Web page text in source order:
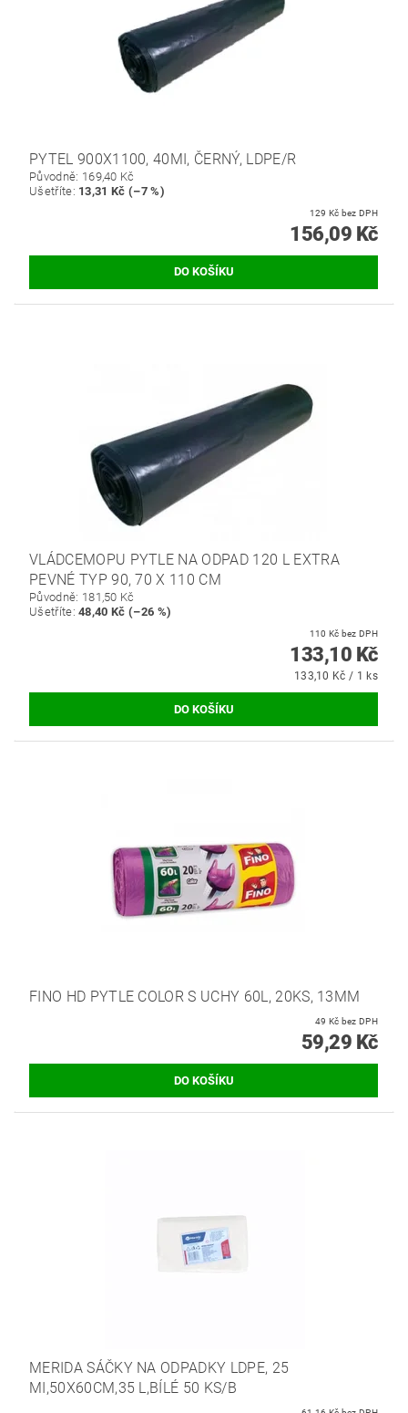
PYTEL 900X1100, 40MI, ČERNÝ, LDPE/R
Původně: 169,40 Kč
Ušetříte: 13,31 Kč (–7 %)
129 Kč bez DPH
156,09 Kč
VLÁDCEMOPU PYTLE NA ODPAD 120 L EXTRA
PEVNÉ TYP 90, 70 X 110 CM
Původně: 181,50 Kč
Ušetříte:48,40 Kč (–26 %)
110 Kč bez DPH
133,10 Kč
133,10 Kč / 1 ks
FINO HD PYTLE COLOR S UCHY 60L, 20KS, 13ΜM
49 Kč bez DPH
59,29 Kč
MERIDA SÁČKY NA ODPADKY LDPE, 25
MI,50X60CM,35 L,BÍLÉ 50 KS/B